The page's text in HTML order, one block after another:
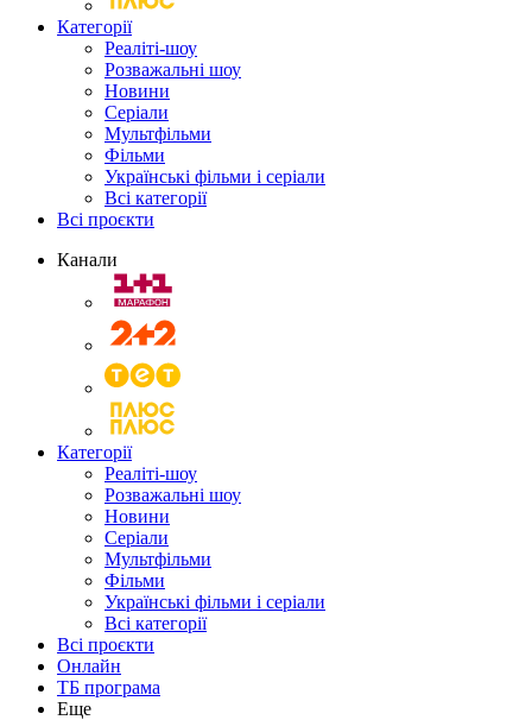
Категорії
Реаліті-шоу
Розважальні шоу
Новини
Серіали
Мультфільми
Фільми
Українські фільми і серіали
Всі категорії
Всі проєкти
Канали
Категорії
Реаліті-шоу
Розважальні шоу
Новини
Серіали
Мультфільми
Фільми
Українські фільми і серіали
Всі категорії
Всі проєкти
Онлайн
ТБ програма
Еще